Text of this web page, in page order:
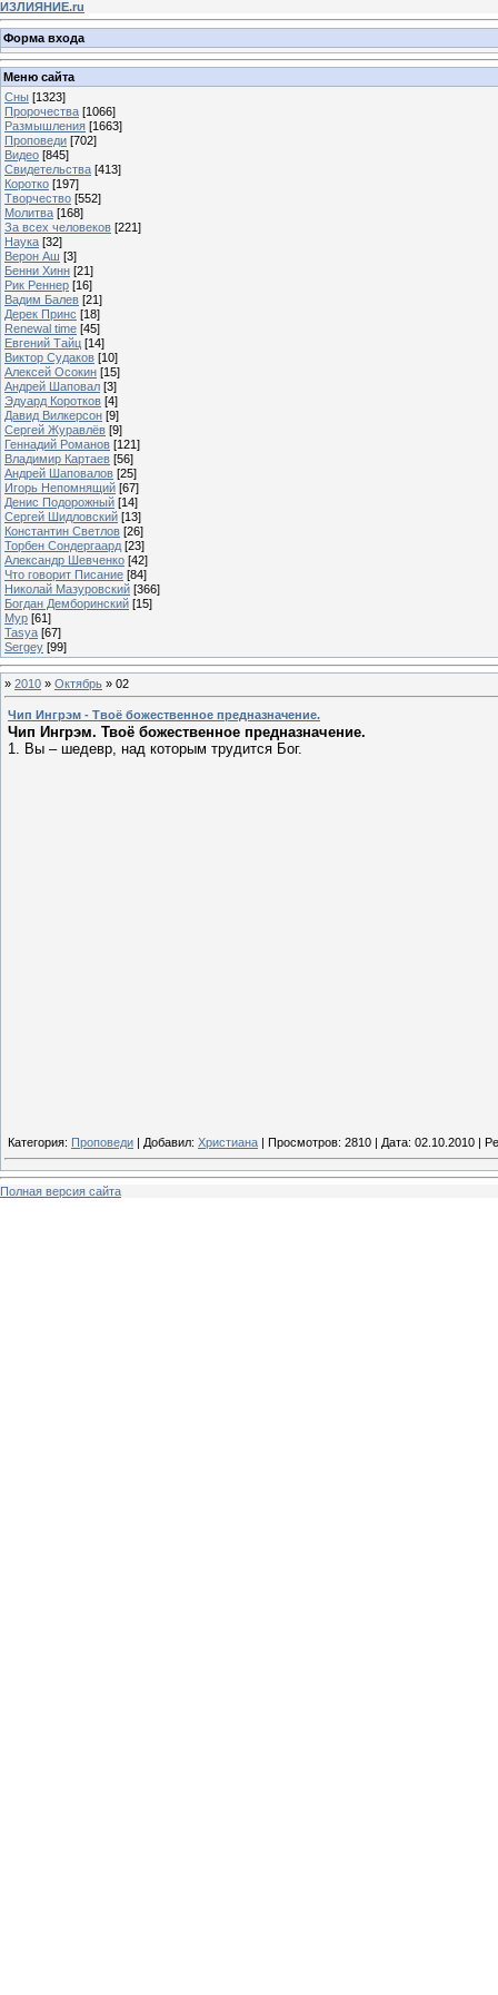
ИЗЛИЯНИЕ.ru
Форма входа
Меню сайта
Сны [1323]
Пророчества [1066]
Размышления [1663]
Проповеди [702]
Видео [845]
Свидетельства [413]
Коротко [197]
Творчество [552]
Молитва [168]
За всех человеков [221]
Наука [32]
Верон Аш [3]
Бенни Хинн [21]
Рик Реннер [16]
Вадим Балев [21]
Дерек Принс [18]
Renewal time [45]
Евгений Тайц [14]
Виктор Судаков [10]
Алексей Осокин [15]
Андрей Шаповал [3]
Эдуард Коротков [4]
Давид Вилкерсон [9]
Сергей Журавлёв [9]
Геннадий Романов [121]
Владимир Картаев [56]
Андрей Шаповалов [25]
Игорь Непомнящий [67]
Денис Подорожный [14]
Сергей Шидловский [13]
Константин Светлов [26]
Торбен Сондергаард [23]
Александр Шевченко [42]
Что говорит Писание [84]
Николай Мазуровский [366]
Богдан Демборинский [15]
Мур [61]
Tasya [67]
Sergey [99]
» 2010 » Октябрь » 02
Чип Ингрэм - Твоё божественное предназначение.
Чип Ингрэм. Твоё божественное предназначение.
1. Вы – шедевр, над которым трудится Бог.
Категория: Проповеди | Добавил: Христиана | Просмотров: 2810 | Дата: 02.10.2010 |
Полная версия сайта